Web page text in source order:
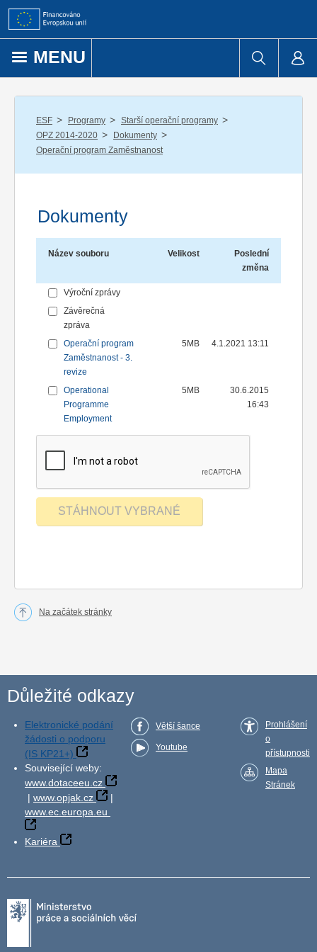
Přejít k obsahu
MENU
ESF / Programy / Starší operační programy /
OPZ 2014-2020 / Dokumenty /
Operační program Zaměstnanost
Dokumenty
Název souboru Velikost
Poslední
změna
Výroční zprávy
Závěrečná
zpráva
Operační program
Zaměstnanost - 3.
revize
5MB 4.1.2021 13:11
Operational
Programme
Employment
5MB
30.6.2015
16:43
Na začátek stránky
Důležité odkazy
Elektronické podání
žádosti o podporu
(IS KP21+)
Související weby:
www.dotaceeu.cz
| www.opjak.cz
|
www.ec.europa.eu
Kariéra
Větší šance
Youtube
Prohlášení
o
přístupnosti
Mapa
Stránek